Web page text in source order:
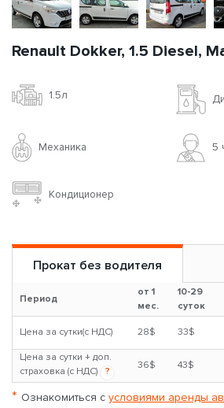
Renault Dokker, 1.5 Diesel,
1.5л
Механика 5
Кондиционер
Прокат без водителя
Период
от 1
мес.
10-29
суток
Цена за сутки(с НДС) 28$ 33$
Цена за сутки + доп.
страховка (с НДС)
?
36$ 43$
* Ознакомиться с условиями аренды